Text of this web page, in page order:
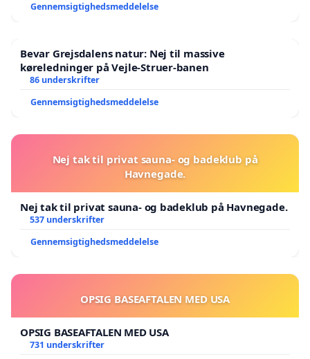
Gennemsigtighedsmeddelelse
Bevar Grejsdalens natur: Nej til massive
køreledninger på Vejle-Struer-banen
86 underskrifter
Gennemsigtighedsmeddelelse
Nej tak til privat sauna- og badeklub på
Havnegade.
Nej tak til privat sauna- og badeklub på Havnegade.
537 underskrifter
Gennemsigtighedsmeddelelse
OPSIG BASEAFTALEN MED USA
OPSIG BASEAFTALEN MED USA
731 underskrifter